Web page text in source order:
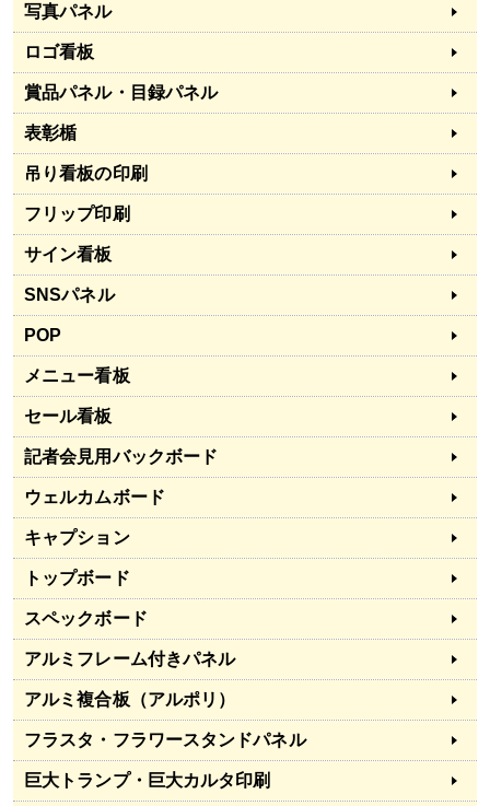
写真パネル
ロゴ看板
賞品パネル・目録パネル
表彰楯
吊り看板の印刷
フリップ印刷
サイン看板
SNSパネル
POP
メニュー看板
セール看板
記者会見用バックボード
ウェルカムボード
キャプション
トップボード
スペックボード
アルミフレーム付きパネル
アルミ複合板（アルポリ）
フラスタ・フラワースタンドパネル
巨大トランプ・巨大カルタ印刷